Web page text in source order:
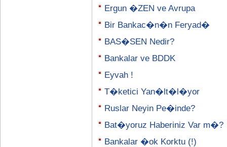
Ergun �ZEN ve Avrupa
Bir Bankac�n�n Feryad�
BAS�SEN Nedir?
Bankalar ve BDDK
Eyvah !
T�ketici Yan�lt�l�yor
Ruslar Neyin Pe�inde?
Bat�yoruz Haberiniz Var m�?
Bankalar �ok Korktu (!)